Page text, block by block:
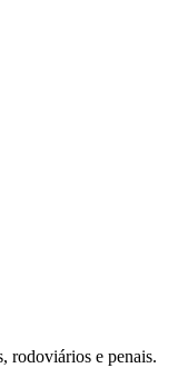
rodoviários e penais.